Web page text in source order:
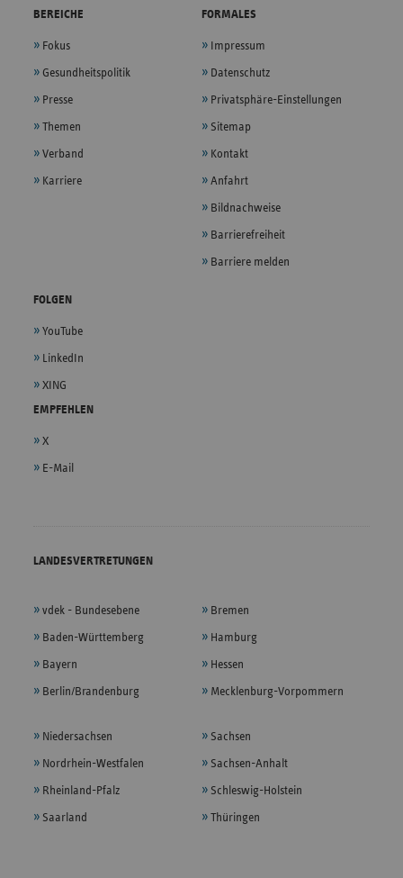
BEREICHE
Fokus
Gesundheitspolitik
Presse
Themen
Verband
Karriere
FORMALES
Impressum
Datenschutz
Privatsphäre-Einstellungen
Sitemap
Kontakt
Anfahrt
Bildnachweise
Barrierefreiheit
Barriere melden
FOLGEN
YouTube
LinkedIn
XING
EMPFEHLEN
X
E-Mail
LANDESVERTRETUNGEN
vdek - Bundesebene
Baden-Württemberg
Bayern
Berlin/Brandenburg
Bremen
Hamburg
Hessen
Mecklenburg-Vorpommern
Niedersachsen
Nordrhein-Westfalen
Rheinland-Pfalz
Saarland
Sachsen
Sachsen-Anhalt
Schleswig-Holstein
Thüringen